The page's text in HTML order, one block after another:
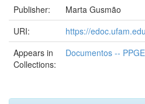
Publisher:
Marta Gusmão
URI:
https://
Appears in
Collections:
Documentos --